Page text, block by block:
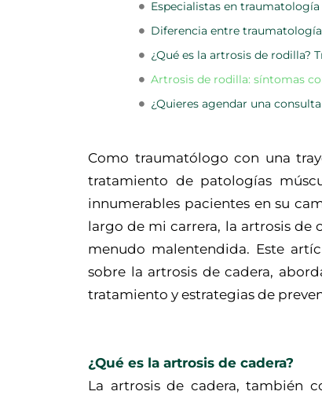
Especialistas en
Diferencia entre
¿Qué es la artrosis de rodilla?
Artrosis de rodilla: síntomas
¿Quieres agendar una
Como traumatólogo con una
tratamiento de patologías
innumerables pacientes en su
largo de mi carrera, la artrosis de
menudo malentendida. Este
sobre la artrosis de cadera,
tratamiento y estrategias de
¿Qué es la artrosis de cadera?
La artrosis de cadera, también